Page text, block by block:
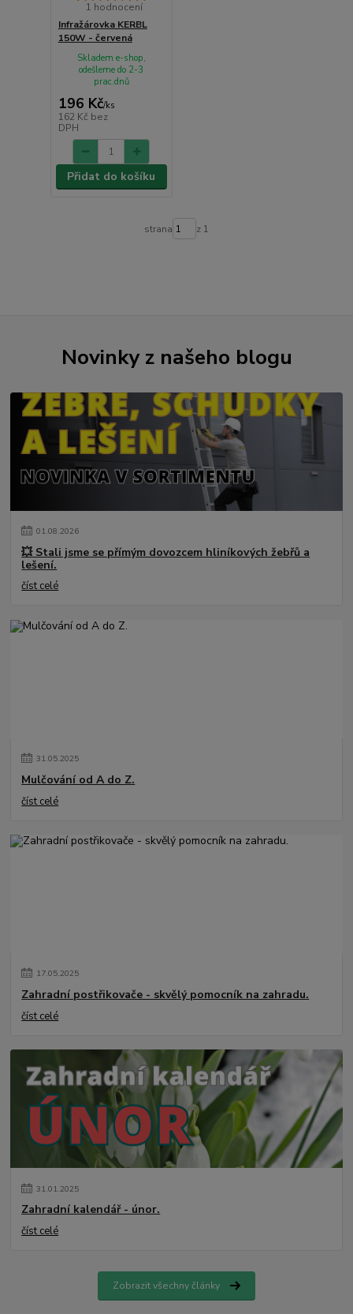
1 hodnocení
Infražárovka KERBL
150W - červená
196 Kč/ks
162 Kč bez
DPH
Skladem e-shop,
odešleme do 2-3
prac.dnů
Přidat do košíku
strana z 1
Novinky z našeho blogu
01.08.2026
💥 Stali jsme se přímým dovozcem hliníkových žebřů a
lešení.
číst celé
31.05.2025
Mulčování od A do Z.
číst celé
17.05.2025
Zahradní postřikovače - skvělý pomocník na zahradu.
číst celé
31.01.2025
Zahradní kalendář - únor.
číst celé
Zobrazit všechny články